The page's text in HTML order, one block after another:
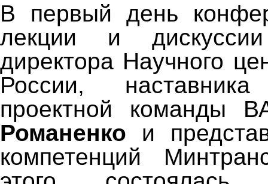
В первый день
лекции и
директора Научного
России,
проектной команды
Романенко и
компетенций